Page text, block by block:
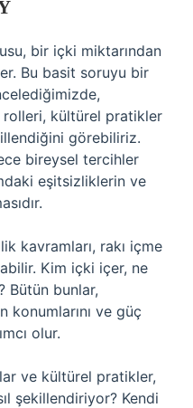
bir içki miktarından
Bu basit soruyu bir
kültürel pratikler
görebiliriz.
bireysel tercihler
eşitsizliklerin ve
kavramları, rakı içme
Kim içki içer, ne
Bütün bunlar,
konumlarını ve güç
olur.
ve kültürel pratikler,
şekillendiriyor? Kendi